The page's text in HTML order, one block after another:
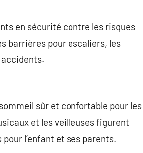
en sécurité contre les risques
barrières pour escaliers, les
accidents.
sûr et confortable pour les
et les veilleuses figurent
l’enfant et ses parents.